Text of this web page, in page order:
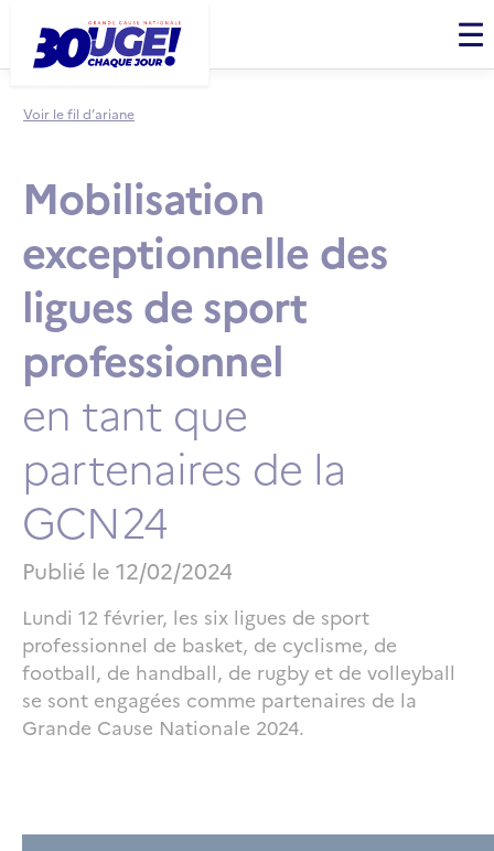
Panneau de gestion des cookies Menu
Voir le fil d’ariane
Mobilisation
exceptionnelle des
ligues de sport
professionnel
en tant que
partenaires de la
GCN24
Publié le 12/02/2024
Lundi 12 février, les six ligues de sport
professionnel de basket, de cyclisme, de
football, de handball, de rugby et de volleyball
se sont engagées comme partenaires de la
Grande Cause Nationale 2024.